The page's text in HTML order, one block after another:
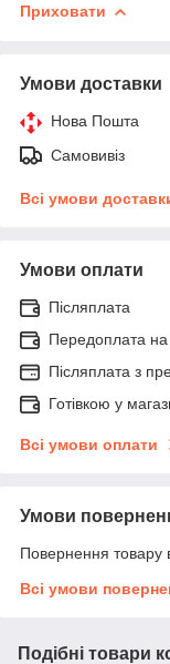
Приховати
Умови доставки
Нова Пошта
Самовивіз
Всі умови
Умови оплати
Післяплата
Передоплата на
Післяплата з
Готівкою у
Всі умови оплати
Умови
Повернення товару
Всі умови
Подібні товари